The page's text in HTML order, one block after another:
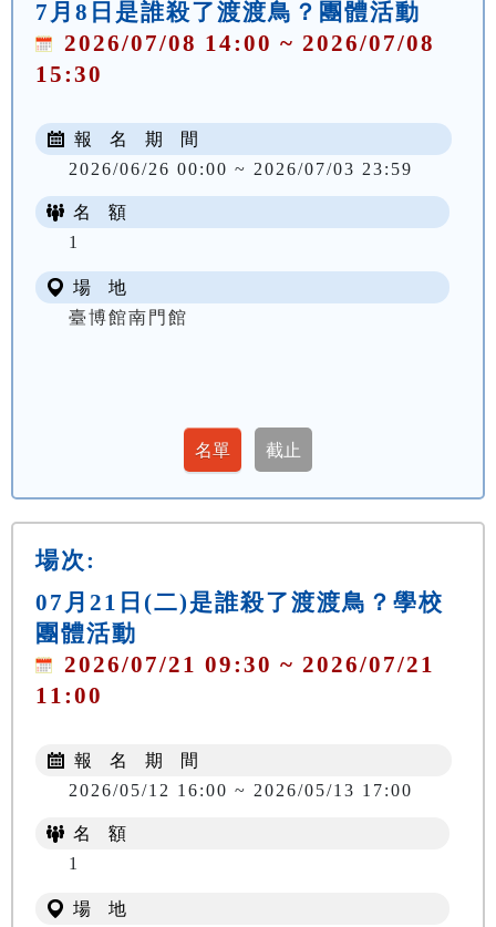
7月8日是誰殺了渡渡鳥？團體活動
2026/07/08 14:00 ~ 2026/07/08
15:30
報 名 期 間
2026/06/26 00:00 ~ 2026/07/03 23:59
名 額
1
場 地
臺博館南門館
場次:
07月21日(二)是誰殺了渡渡鳥？學校
團體活動
2026/07/21 09:30 ~ 2026/07/21
11:00
報 名 期 間
2026/05/12 16:00 ~ 2026/05/13 17:00
名 額
1
場 地